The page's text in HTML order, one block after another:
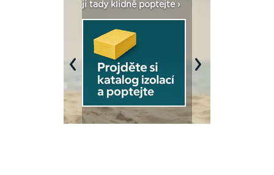
ji tady klidně poptejte ›
Previous Next